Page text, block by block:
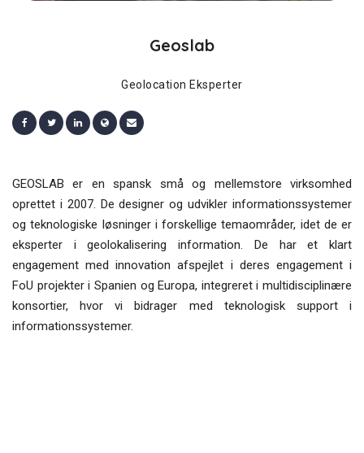
Geoslab
Geolocation Eksperter
GEOSLAB er en spansk små og mellemstore virksomhed
oprettet i 2007. De designer og udvikler informationssystemer
og teknologiske løsninger i forskellige temaområder, idet de er
eksperter i geolokalisering information. De har et klart
engagement med innovation afspejlet i deres engagement i
FoU projekter i Spanien og Europa, integreret i multidisciplinære
konsortier, hvor vi bidrager med teknologisk support i
informationssystemer.